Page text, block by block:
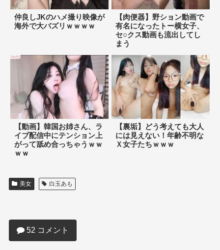
仲良しJKのハメ撮り映像が
海外で大バズリｗｗｗｗ
【肉便器】野ション動画で
有名になったトー横女子、
セ○クス動画も流出してし
まう
【動画】韓国お姉さん、ラ
イブ配信中にテンション上
がって舐め合っちゃうｗｗ
ｗｗ
【裏垢】どう考えても大人
には見えない！年齢不明な
Ｘ女子たちｗｗｗ
美女 白玉あも
ロ自撮りｗｗｗｗｗｗｗｗｗ
52 コメント